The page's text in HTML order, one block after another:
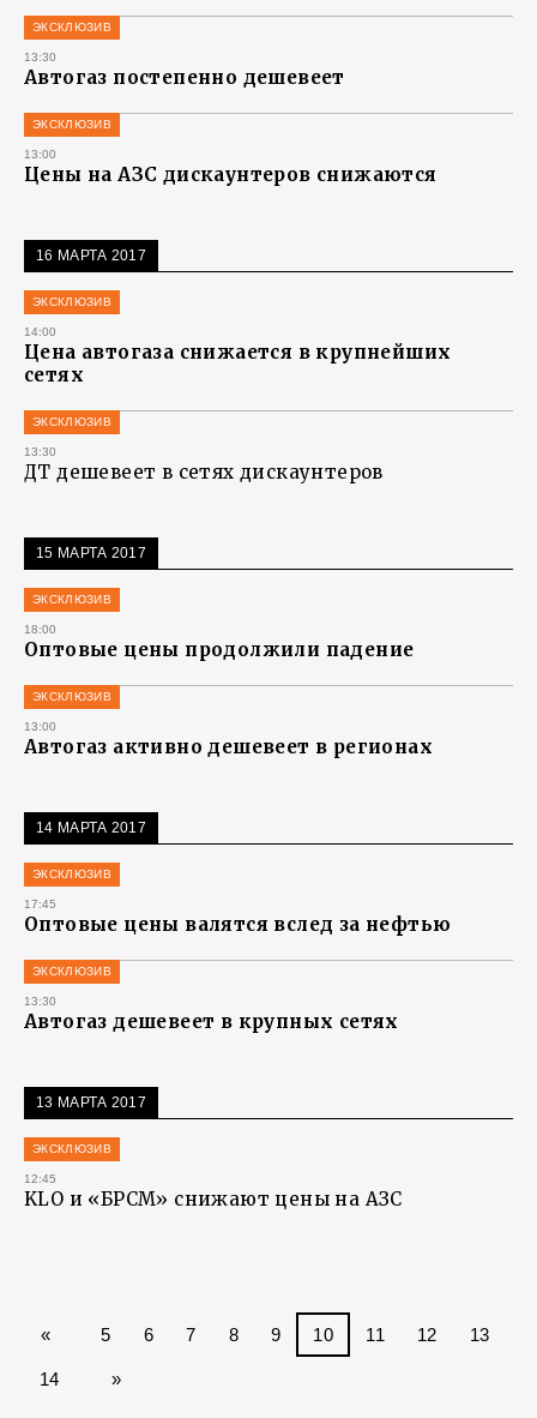
ЭКСКЛЮЗИВ
13:30
Автогаз постепенно дешевеет
ЭКСКЛЮЗИВ
13:00
Цены на АЗС дискаунтеров снижаются
16 МАРТА 2017
ЭКСКЛЮЗИВ
14:00
Цена автогаза снижается в крупнейших
сетях
ЭКСКЛЮЗИВ
13:30
ДТ дешевеет в сетях дискаунтеров
15 МАРТА 2017
ЭКСКЛЮЗИВ
18:00
Оптовые цены продолжили падение
ЭКСКЛЮЗИВ
13:00
Автогаз активно дешевеет в регионах
14 МАРТА 2017
ЭКСКЛЮЗИВ
17:45
Оптовые цены валятся вслед за нефтью
ЭКСКЛЮЗИВ
13:30
Автогаз дешевеет в крупных сетях
13 МАРТА 2017
ЭКСКЛЮЗИВ
12:45
KLO и «БРСМ» снижают цены на АЗС
« 5 6 7 8 9 10 11 12 13
14 »